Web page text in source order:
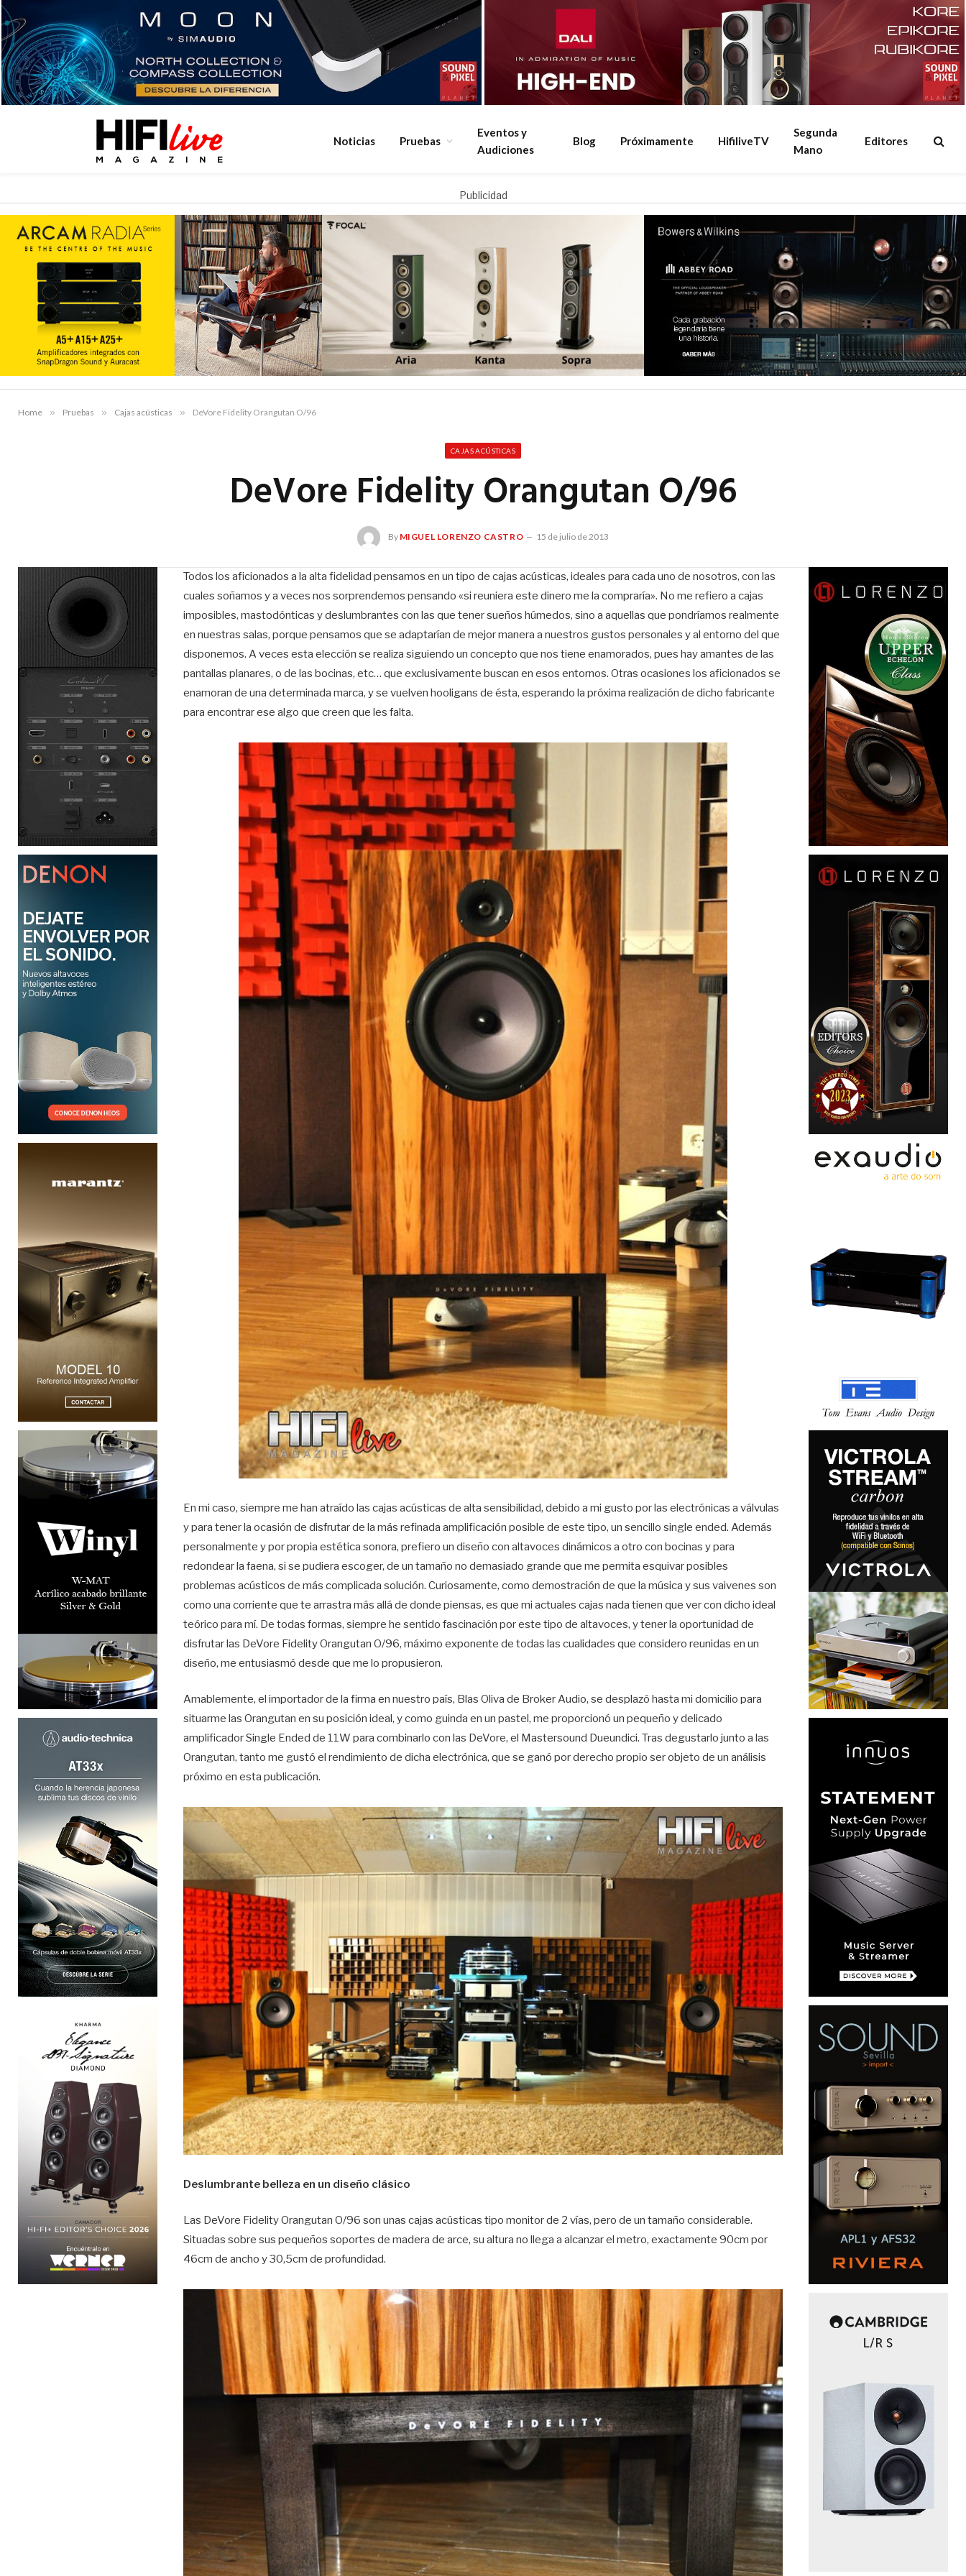
Noticias Pruebas
Eventos y
Audiciones
Blog Próximamente HifiliveTV
Segunda
Mano
Editores
Publicidad
Home » Pruebas » Cajas acústicas » DeVore Fidelity Orangutan O/96
CAJAS ACÚSTICAS
DeVore Fidelity Orangutan O/96
By MIGUEL LORENZO CASTRO 15 de julio de 2013
Todos los aficionados a la alta fidelidad pensamos en un tipo de cajas acústicas, ideales para cada uno de nosotros, con las
cuales soñamos y a veces nos sorprendemos pensando «si reuniera este dinero me la compraría». No me refiero a cajas
imposibles, mastodónticas y deslumbrantes con las que tener sueños húmedos, sino a aquellas que pondríamos realmente
en nuestras salas, porque pensamos que se adaptarían de mejor manera a nuestros gustos personales y al entorno del que
disponemos. A veces esta elección se realiza siguiendo un concepto que nos tiene enamorados, pues hay amantes de las
pantallas planares, o de las bocinas, etc… que exclusivamente buscan en esos entornos. Otras ocasiones los aficionados se
enamoran de una determinada marca, y se vuelven hooligans de ésta, esperando la próxima realización de dicho fabricante
para encontrar ese algo que creen que les falta.
En mi caso, siempre me han atraído las cajas acústicas de alta sensibilidad, debido a mi gusto por las electrónicas a válvulas
y para tener la ocasión de disfrutar de la más refinada amplificación posible de este tipo, un sencillo single ended. Además
personalmente y por propia estética sonora, prefiero un diseño con altavoces dinámicos a otro con bocinas y para
redondear la faena, si se pudiera escoger, de un tamaño no demasiado grande que me permita esquivar posibles
problemas acústicos de más complicada solución. Curiosamente, como demostración de que la música y sus vaivenes son
como una corriente que te arrastra más allá de donde piensas, es que mi actuales cajas nada tienen que ver con dicho ideal
teórico para mí. De todas formas, siempre he sentido fascinación por este tipo de altavoces, y tener la oportunidad de
disfrutar las DeVore Fidelity Orangutan O/96, máximo exponente de todas las cualidades que considero reunidas en un
diseño, me entusiasmó desde que me lo propusieron.
Amablemente, el importador de la firma en nuestro país, Blas Oliva de Broker Audio, se desplazó hasta mi domicilio para
situarme las Orangutan en su posición ideal, y como guinda en un pastel, me proporcionó un pequeño y delicado
amplificador Single Ended de 11W para combinarlo con las DeVore, el Mastersound Dueundici. Tras degustarlo junto a las
Orangutan, tanto me gustó el rendimiento de dicha electrónica, que se ganó por derecho propio ser objeto de un análisis
próximo en esta publicación.
Deslumbrante belleza en un diseño clásico
Las DeVore Fidelity Orangutan O/96 son unas cajas acústicas tipo monitor de 2 vías, pero de un tamaño considerable.
Situadas sobre sus pequeños soportes de madera de arce, su altura no llega a alcanzar el metro, exactamente 90cm por
46cm de ancho y 30,5cm de profundidad.